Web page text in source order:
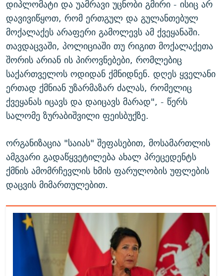
დიპლომატი და უამრავი უცნობი გმირი - ისიც არ
დავივიწყოთ, რომ ერთგულ და გულანთებულ
მოქალაქეს არაფერი გამოლევს ამ ქვეყანაში.
თავდაცვაში, პოლიციაში თუ რიგით მოქალაქეთა
შორის არიან ის პიროვნებები, რომლებიც
საქართველოს ოდიდან ქმნიდნენ. დღეს ყველანი
ერთად ქმნიან უზარმაზარ ძალას, რომელიც
ქვეყანას იცავს და დაიცავს მარად", - წერს
სალომე ზურაბიშვილი ფეისბუქზე.
ორგანიზაცია "საიას" შეფასებით, მოსამართლის
ამგვარი გადაწყვეტილება ახალ პრეცედენტს
ქმნის ამომრჩევლის ხმის ფარულობის უფლების
დაცვის მიმართულებით.